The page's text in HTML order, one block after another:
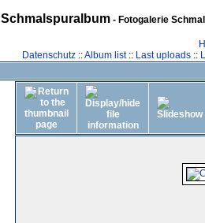
Schmalspuralbum- Fotogalerie
Datenschutz::Album list:: Last uploads::